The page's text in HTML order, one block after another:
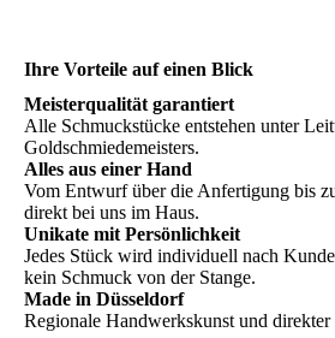
Ihre Vorteile auf einen Blick
Meisterqualität garantiert
Alle Schmuckstücke entstehen unter
Goldschmiedemeisters.
Alles aus einer Hand
Vom Entwurf über die Anfertigung bis
direkt bei uns im Haus.
Unikate mit Persönlichkeit
Jedes Stück wird individuell nach
kein Schmuck von der Stange.
Made in Düsseldorf
Regionale Handwerkskunst und